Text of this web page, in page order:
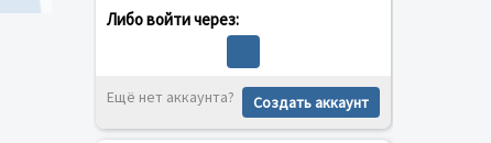
Либо войти через:
Ещё нет аккаунта? Создать аккаунт